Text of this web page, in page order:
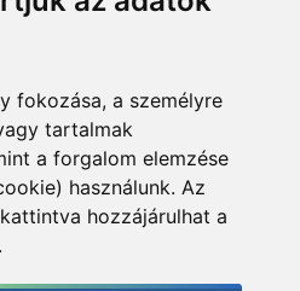
fokozása, a személyre
tartalmak
a forgalom elemzése
használunk. Az
hozzájárulhat a